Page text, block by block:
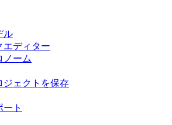
ル
エディター
ノーム
ジェクトを保存
ト